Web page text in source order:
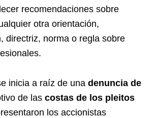
recomendaciones sobre
otra orientación,
directriz, norma o regla sobre
inicia a raíz de una denuncia de
de las costas de los pleitos
los accionistas